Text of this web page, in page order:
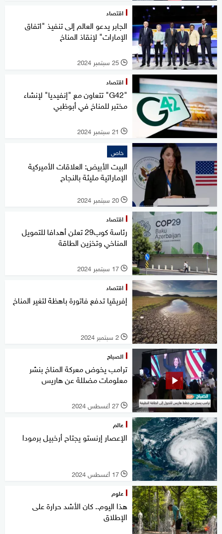
اقتصاد
الجابر يدعو العالم إلى تنفيذ "اتفاق
الإمارات" لإنقاذ المناخ
l 25 سبتمبر 2024
اقتصاد
"G42" تتعاون مع "إنفيديا" لإنشاء
مختبر للمناخ في أبوظبي
l 21 سبتمبر 2024
خاص
البيت الأبيض: العلاقات الأميركية
الإماراتية مليئة بالنجاح
l 20 سبتمبر 2024
اقتصاد
رئاسة كوب29 تعلن أهدافا للتمويل
المناخي وتخزين الطاقة
l 17 سبتمبر 2024
اقتصاد
إفريقيا تدفع فاتورة باهظة لتغير المناخ
l 2 سبتمبر 2024
الصباح
ترامب يخوض معركة المناخ بنشر
معلومات مضللة عن هاريس
l 27 أغسطس 2024
عالم
الإعصار إرنستو يجتاح أرخبيل برمودا
l 17 أغسطس 2024
علوم
هذا اليوم.. كان الأشد حرارة على
الإطلاق